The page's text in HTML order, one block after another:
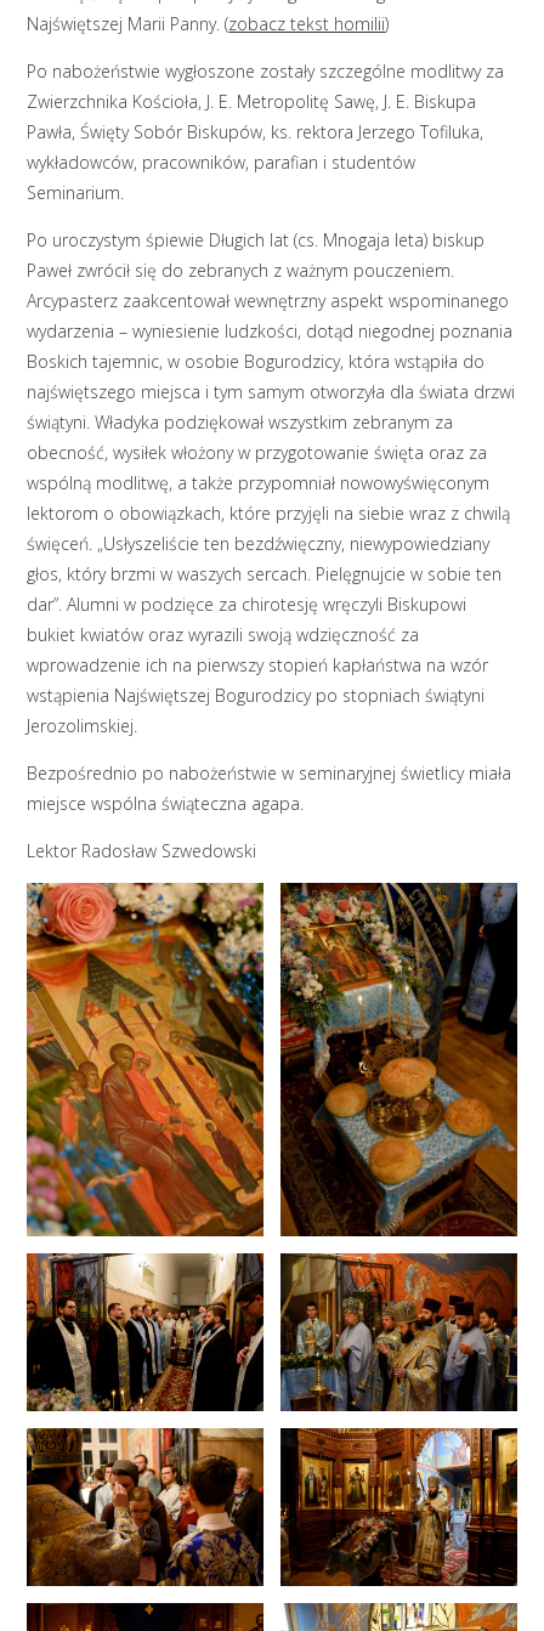
Najświętszej Marii Panny. (zobacz tekst homilii)
Po nabożeństwie wygłoszone zostały szczególne modlitwy za
Zwierzchnika Kościoła, J. E. Metropolitę Sawę, J. E. Biskupa
Pawła, Święty Sobór Biskupów, ks. rektora Jerzego Tofiluka,
wykładowców, pracowników, parafian i studentów
Seminarium.
Po uroczystym śpiewie Długich lat (cs. Mnogaja leta) biskup
Paweł zwrócił się do zebranych z ważnym pouczeniem.
Arcypasterz zaakcentował wewnętrzny aspekt wspominanego
wydarzenia – wyniesienie ludzkości, dotąd niegodnej poznania
Boskich tajemnic, w osobie Bogurodzicy, która wstąpiła do
najświętszego miejsca i tym samym otworzyła dla świata drzwi
świątyni. Władyka podziękował wszystkim zebranym za
obecność, wysiłek włożony w przygotowanie święta oraz za
wspólną modlitwę, a także przypomniał nowowyświęconym
lektorom o obowiązkach, które przyjęli na siebie wraz z chwilą
święceń. „Usłyszeliście ten bezdźwięczny, niewypowiedziany
głos, który brzmi w waszych sercach. Pielęgnujcie w sobie ten
dar”. Alumni w podzięce za chirotesję wręczyli Biskupowi
bukiet kwiatów oraz wyrazili swoją wdzięczność za
wprowadzenie ich na pierwszy stopień kapłaństwa na wzór
wstąpienia Najświętszej Bogurodzicy po stopniach świątyni
Jerozolimskiej.
Bezpośrednio po nabożeństwie w seminaryjnej świetlicy miała
miejsce wspólna świąteczna agapa.
Lektor Radosław Szwedowski